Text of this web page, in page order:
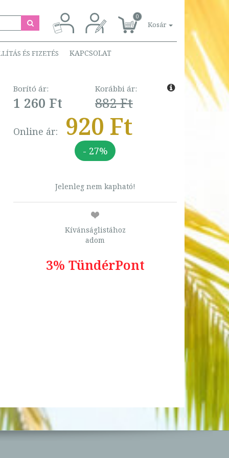
0
Kosár
ÉS FIZETÉS KAPCSOLAT
Borító ár:
1 260 Ft
Korábbi ár:
882 Ft
Online ár: 920 Ft
- 27%
Jelenleg nem kapható!
Kívánságlistához
adom
3% TündérPont